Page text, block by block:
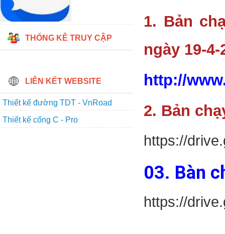
THỐNG KÊ TRUY CẬP
LIÊN KẾT WEBSITE
Thiết kế đường TDT - VnRoad
Thiết kế cống C - Pro
1. Bản
ngày 19-
http://
2. Bản
https://
03. Bàn
https://